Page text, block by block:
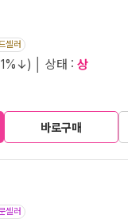
셀러
│ 상태 : 상
바로구매
셀러